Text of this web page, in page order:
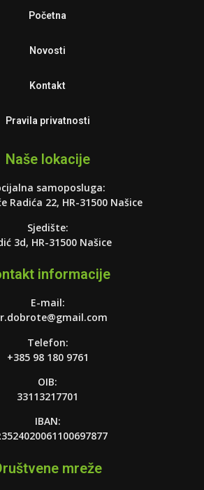
Početna
Novosti
Kontakt
Pravila privatnosti
Naše lokacije
samoposluga:
Radića 22, HR-31500 Našice
Sjedište:
3d, HR-31500 Našice
informacije
E-mail:
Telefon:
+385 98 180 9761
OIB:
33113217701
IBAN:
mreže